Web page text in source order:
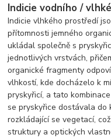
Indicie vodního /
Indicie vlhkého prostředí
přítomnosti jemného
ukládal společně s
jednotlivých vrstvách,
organické fragmenty
vlhkostí, kde docházelo k
pryskyřicí, a tato
se pryskyřice dostávala
rozkládající se vegetací,
struktury a optických